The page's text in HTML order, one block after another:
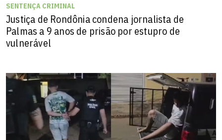
SENTENÇA CRIMINAL
Justiça de Rondônia condena jornalista de
Palmas a 9 anos de prisão por estupro de
vulnerável